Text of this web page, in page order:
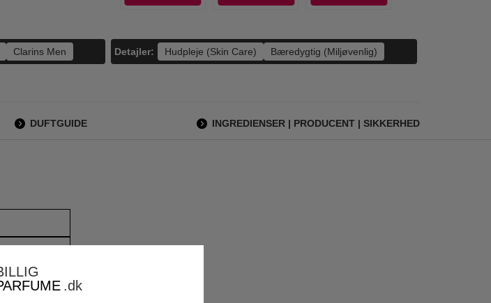
Clarins Men Detajler: Hudpleje (Skin Care) Bæredygtig (Miljøvenlig)
DUFTGUIDE INGREDIENSER | PRODUCENT | SIKKERHED